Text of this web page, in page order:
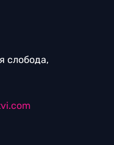
слобода,